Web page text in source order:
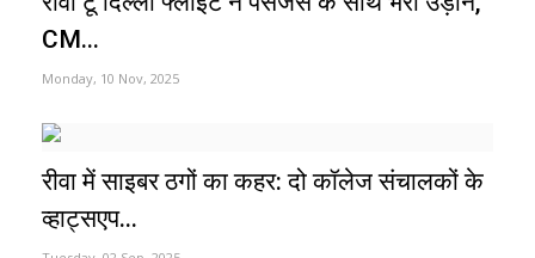
CM...
Monday, 10 Nov, 2025
रीवा में साइबर ठगों का कहर: दो कॉलेज संचालकों के
व्हाट्सएप...